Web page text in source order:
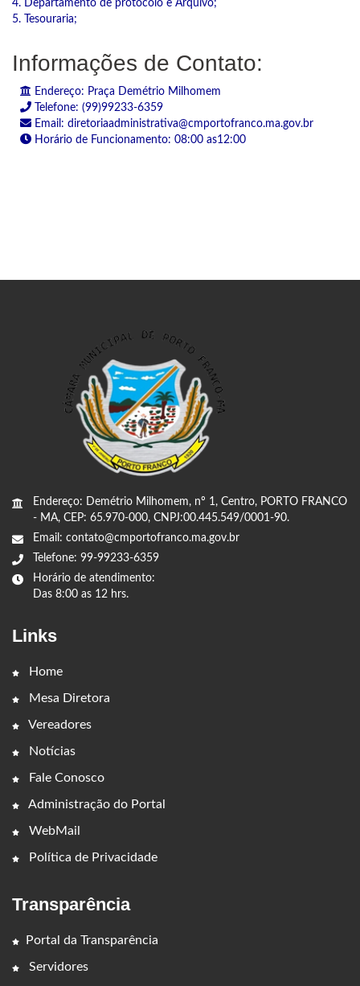
4. Departamento de protocolo e Arquivo;
5. Tesouraria;
Informações de Contato:
Endereço: Praça Demétrio Milhomem
Telefone: (99)99233-6359
Email: diretoriaadministrativa@cmportofranco.ma.gov.br
Horário de Funcionamento: 08:00 as12:00
Endereço: Demétrio Milhomem, nº 1, Centro, PORTO FRANCO
- MA, CEP: 65.970-000, CNPJ:00.445.549/0001-90.
Email: contato@cmportofranco.ma.gov.br
Telefone: 99-99233-6359
Horário de atendimento:
Das 8:00 as 12 hrs.
Links
Home
Mesa Diretora
Vereadores
Notícias
Fale Conosco
Administração do Portal
WebMail
Política de Privacidade
Transparência
Portal da Transparência
Servidores